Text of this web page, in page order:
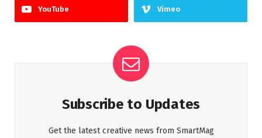
YouTube Vimeo
Subscribe to Updates
Get the latest creative news from SmartMag